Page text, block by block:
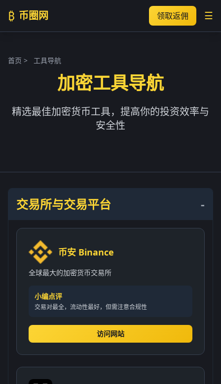
₿ 币圈网 领取返佣 ☰
首页 > 工具导航
加密工具导航
精选最佳加密货币工具，提高你的投资效率与
安全性
交易所与交易平台
币安 Binance
全球最大的加密货币交易所
小编点评
交易对最全，流动性最好，但需注意合规性
访问网站